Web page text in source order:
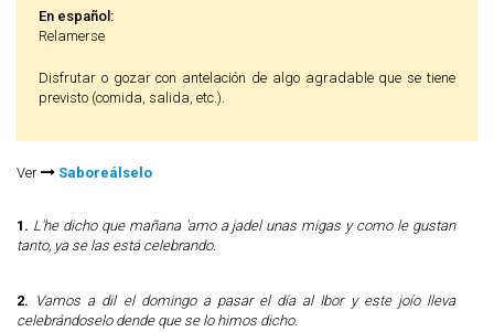
En español:
Relamerse
Disfrutar o gozar con antelación de algo agradable que se tiene
previsto (comida, salida, etc.).
Ver Saboreálselo
1. L'he dicho que mañana 'amo a jadel unas migas y como le gustan
tanto, ya se las está celebrando.
2. Vamos a dil el domingo a pasar el día al Ibor y este joío lleva
celebrándoselo dende que se lo himos dicho.